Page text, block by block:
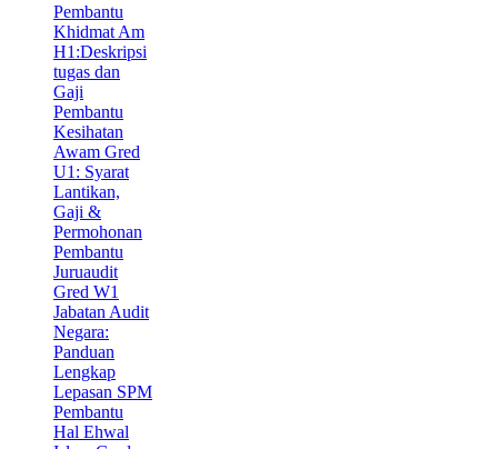
Pembantu
Khidmat Am
H1:Deskripsi
tugas dan
Gaji
Pembantu
Kesihatan
Awam Gred
U1: Syarat
Lantikan,
Gaji &
Permohonan
Pembantu
Juruaudit
Gred W1
Jabatan Audit
Negara:
Panduan
Lengkap
Lepasan SPM
Pembantu
Hal Ehwal